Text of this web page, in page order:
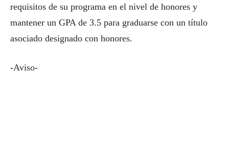
requisitos de su programa en el nivel de honores y
mantener un GPA de 3.5 para graduarse con un título
asociado designado con honores.
-Aviso-